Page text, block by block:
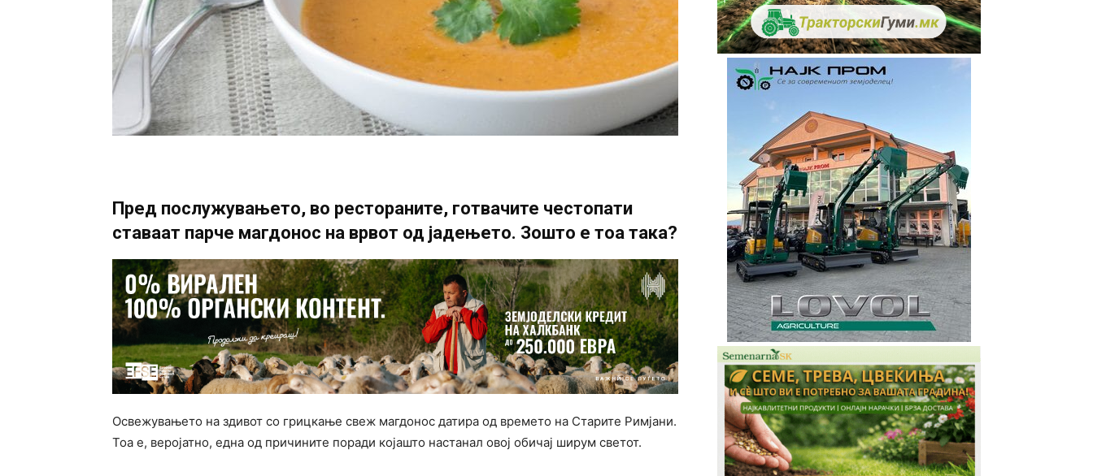
Пред послужувањето, во рестораните, готвачите честопати
ставаат парче магдонос на врвот од јадењето. Зошто е тоа така?
Освежувањето на здивот со грицкање свеж магдонос датира од времето на Старите Римјани.
Тоа е, веројатно, една од причините поради којашто настанал овој обичај ширум светот.